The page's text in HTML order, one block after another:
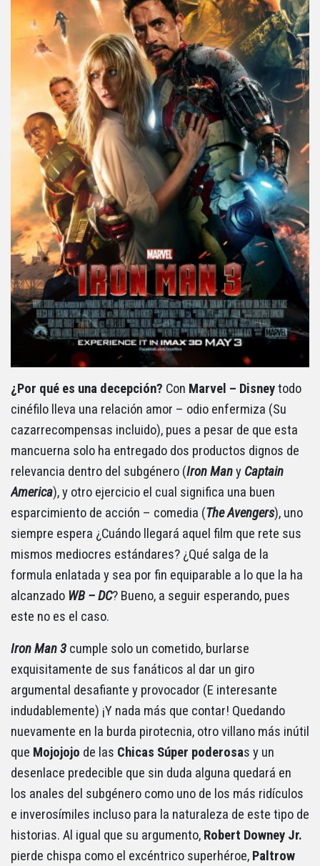
¿Por qué es una decepción? Con Marvel – Disneytodo
cinéfilo lleva una relación amor – odio enfermiza (Su
cazarrecompensas incluido), pues a pesar de que esta
mancuerna solo ha entregado dos productos dignos de
relevancia dentro del subgénero (Iron Many Captain
America), y otro ejercicio el cual significa una buen
esparcimiento de acción – comedia (The Avengers), uno
siempre espera ¿Cuándo llegará aquel film que rete sus
mismos mediocres estándares? ¿Qué salga de la
formula enlatada y sea por fin equiparable a lo que la ha
alcanzado WB – DC? Bueno, a seguir esperando, pues
este no es el caso.
Iron Man 3 cumple solo un cometido, burlarse
exquisitamente de sus fanáticos al dar un giro
argumental desafiante y provocador (E interesante
indudablemente) ¡Y nada más que contar! Quedando
nuevamente en la burda pirotecnia, otro villano más inútil
que Mojojojo de las Chicas Súper poderosas y un
desenlace predecible que sin duda alguna quedará en
los anales del subgénero como uno de los más ridículos
e inverosímiles incluso para la naturaleza de este tipo de
historias. Al igual que su argumento, Robert Downey Jr.
pierde chispa como el excéntrico superhéroe, Paltrow